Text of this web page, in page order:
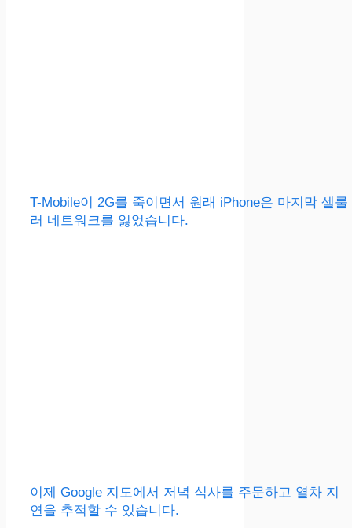
T-Mobile이 2G를 죽이면서 원래 iPhone은 마지막 셀룰
러 네트워크를 잃었습니다.
이제 Google 지도에서 저녁 식사를 주문하고 열차 지
연을 추적할 수 있습니다.